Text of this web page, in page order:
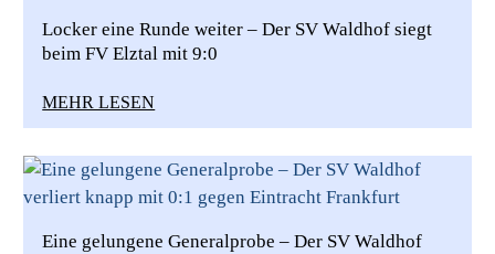
Locker eine Runde weiter – Der SV Waldhof siegt
beim FV Elztal mit 9:0
MEHR LESEN
Eine gelungene Generalprobe – Der SV Waldhof